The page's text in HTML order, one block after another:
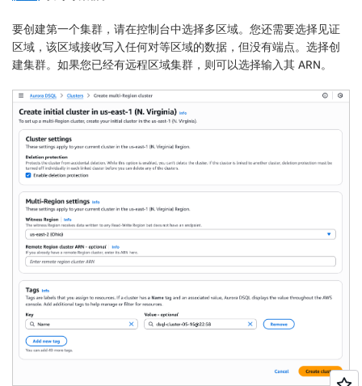
要创建第一个集群，请在控制台中选择多区域。您还需要选择见证
区域 ，该区域接收写入任何对等区域的数据，但没有端点。选择创
建集群。如果您已经有远程区域集群，则可以选择输入其 ARN。